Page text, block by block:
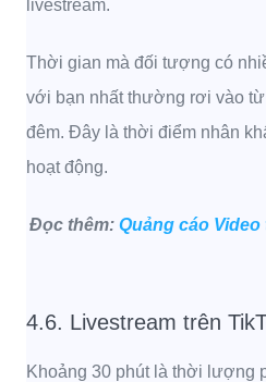
livestream.
Thời gian mà đối tượng có
với bạn nhất thường rơi vào
đêm. Đây là thời điểm nhân
hoạt động.
Đọc thêm: Quảng cáo
4.6. Livestream trên
Khoảng 30 phút là thời lượng